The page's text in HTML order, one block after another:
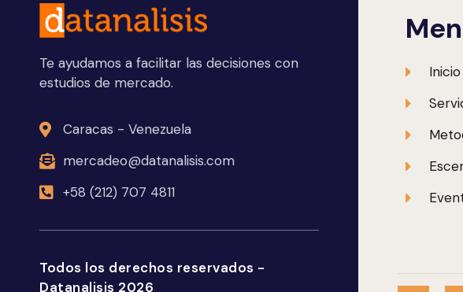
Te ayudamos a facilitar las decisiones con
estudios de mercado.
Caracas - Venezuela
mercadeo@datanalisis.com
+58 (212) 707 4811
Todos los derechos reservados -
Datanalisis 2026
Inicio